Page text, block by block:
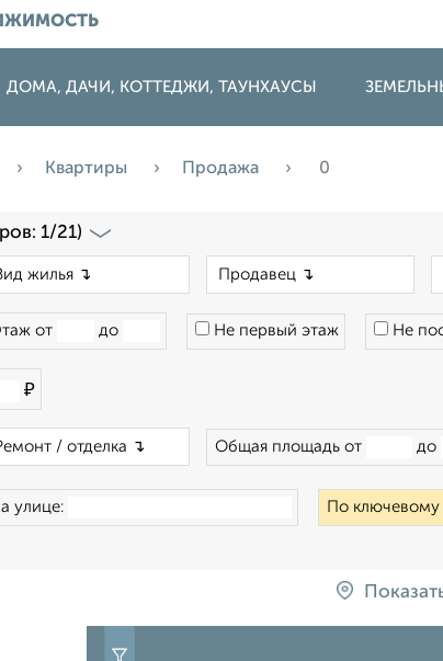
ДОМА, ДАЧИ, КОТТЕДЖИ, ТАУНХАУСЫ
Квартиры Продажа 0
1/21)
от до Не первый этаж Не
₽
Общая площадь от до
улице: По ключевому